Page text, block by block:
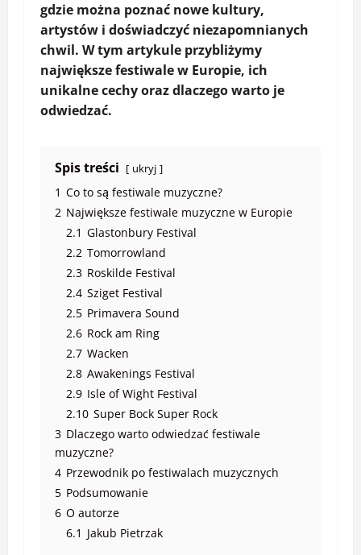
gdzie można poznać nowe kultury,
artystów i doświadczyć niezapomnianych
chwil. W tym artykule przybliżymy
największe festiwale w Europie, ich
unikalne cechy oraz dlaczego warto je
odwiedzać.
Spis treści ukryj
1 Co to są festiwale muzyczne?
2 Największe festiwale muzyczne w Europie
2.1 Glastonbury Festival
2.2 Tomorrowland
2.3 Roskilde Festival
2.4 Sziget Festival
2.5 Primavera Sound
2.6 Rock am Ring
2.7 Wacken
2.8 Awakenings Festival
2.9 Isle of Wight Festival
2.10 Super Bock Super Rock
3 Dlaczego warto odwiedzać festiwale
muzyczne?
4 Przewodnik po festiwalach muzycznych
5 Podsumowanie
6 O autorze
6.1 Jakub Pietrzak